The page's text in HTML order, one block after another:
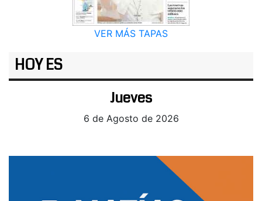
VER MÁS TAPAS
HOY ES
Jueves
6 de Agosto de 2026